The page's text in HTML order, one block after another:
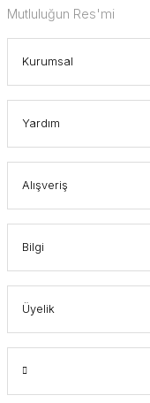
Mutluluğun Res'mi
Kurumsal
Yardım
Alışveriş
Bilgi
Üyelik